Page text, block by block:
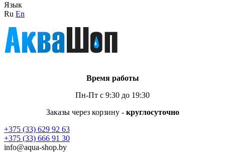
Язык
Ru En
Время работы
Пн-Пт с 9:30 до 19:30
Заказы через корзину - круглосуточно
+375 (33) 629 92 63
+375 (33) 666 91 30
info@aqua-shop.by